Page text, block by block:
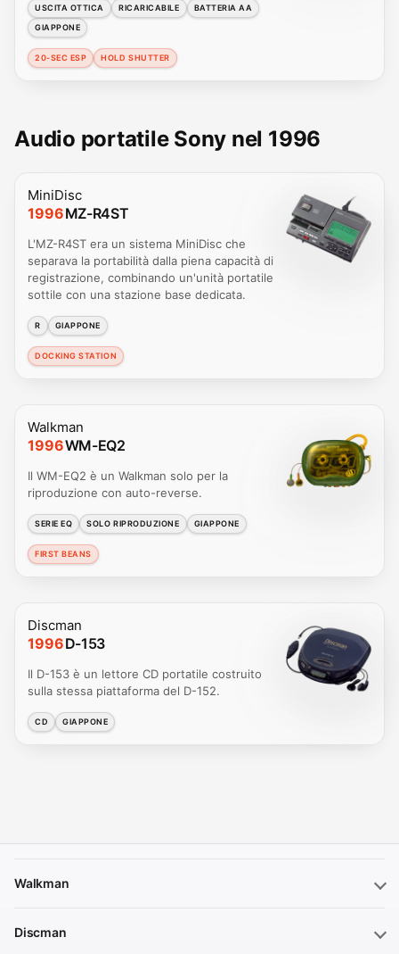
USCITA OTTICA
RICARICABILE
BATTERIA AA
GIAPPONE
20-SEC ESP HOLD SHUTTER
Audio portatile Sony nel 1996
MiniDisc
1996MZ-R4ST
L'MZ-R4ST era un sistema MiniDisc che
separava la portabilità dalla piena capacità di
registrazione, combinando un'unità portatile
sottile con una stazione base dedicata.
R GIAPPONE
DOCKING STATION
Walkman
1996WM-EQ2
Il WM-EQ2 è un Walkman solo per la
riproduzione con auto-reverse.
SERIE EQ SOLO RIPRODUZIONE GIAPPONE
FIRST BEANS
Discman
1996D-153
Il D-153 è un lettore CD portatile costruito
sulla stessa piattaforma del D-152.
CD GIAPPONE
Walkman
Discman